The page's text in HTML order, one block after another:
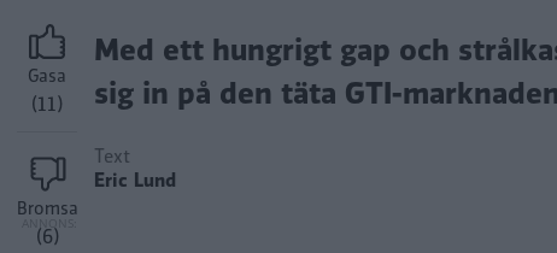
Gasa
(11)
Bromsa
(6)
Med ett hungrigt gap och
sig in på den täta GTI-
Text
Eric Lund